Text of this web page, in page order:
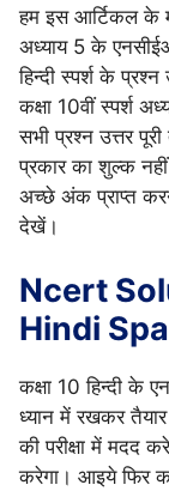
हम इस आर्टिकल के
अध्याय 5 के
हिन्दी स्पर्श के
कक्षा 10वीं स्पर्श
सभी प्रश्न उत्तर
प्रकार का शुल्क नहीं
अच्छे अंक प्राप्त
देखें।
Ncert
Hindi
कक्षा 10 हिन्दी के
ध्यान में रखकर
की परीक्षा में मदद
करेगा। आइये फिर